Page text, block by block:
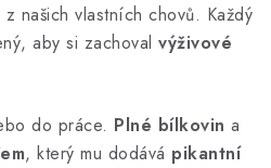
z našich vlastních chovů. Každý
aby si zachoval výživové
do práce. Plné bílkovin a
, který mu dodává pikantní